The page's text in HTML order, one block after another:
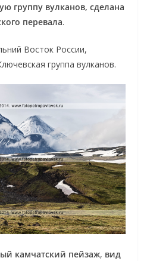
группу вулканов, сделана
перевала.
Восток России,
группа вулканов.
камчатский пейзаж, вид